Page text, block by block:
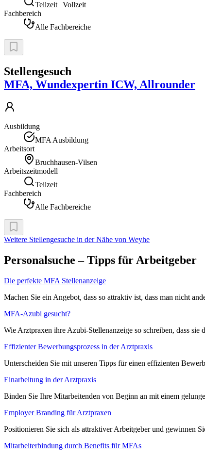
Teilzeit | Vollzeit
Fachbereich
Alle Fachbereiche
Stellengesuch
MFA, Wundexpertin ICW, Allrounder
Ausbildung
MFA Ausbildung
Arbeitsort
Bruchhausen-Vilsen
Arbeitszeitmodell
Teilzeit
Fachbereich
Alle Fachbereiche
Weitere Stellengesuche in der Nähe von Weyhe
Personalsuche – Tipps für Arbeitgeber
Die perfekte MFA Stellenanzeige
Machen Sie ein Angebot, dass so attraktiv ist, dass man nicht
MFA-Azubi gesucht?
Wie Arztpraxen ihre Azubi-Stellenanzeige so schreiben, dass
Effizienter Bewerbungsprozess in der Arztpraxis
Unterscheiden Sie mit unseren Tipps für einen effizienten
Einarbeitung in der Arztpraxis
Binden Sie Ihre Mitarbeitenden von Beginn an mit einem
Employer Branding für Arztpraxen
Positionieren Sie sich als attraktiver Arbeitgeber und gewinnen
Mitarbeiterbindung durch Benefits für MFAs